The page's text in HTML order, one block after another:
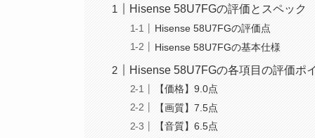
Hisense 58U7FGの評価とスペック
Hisense 58U7FGの評価点
Hisense 58U7FGの基本仕様
Hisense 58U7FGの各項目の評価ポ
【価格】9.0点
【画質】7.5点
【音質】6.5点